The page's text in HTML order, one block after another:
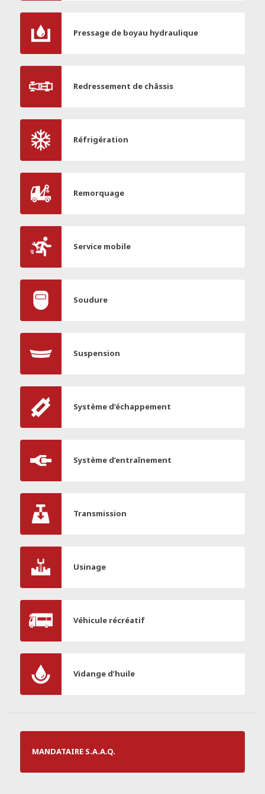
Pressage de boyau hydraulique
Redressement de châssis
Réfrigération
Remorquage
Service mobile
Soudure
Suspension
Système d’échappement
Système d’entraînement
Transmission
Usinage
Véhicule récréatif
Vidange d’huile
MANDATAIRE S.A.A.Q.